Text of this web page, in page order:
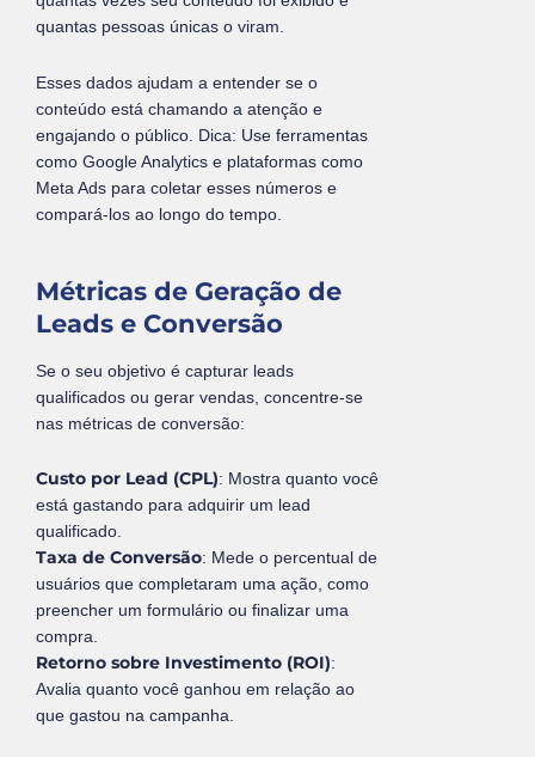
quantas pessoas únicas o viram.
Esses dados ajudam a entender se o
conteúdo está chamando a atenção e
engajando o público. Dica: Use ferramentas
como Google Analytics e plataformas como
Meta Ads para coletar esses números e
compará-los ao longo do tempo.
Métricas de Geração de
Leads e Conversão
Se o seu objetivo é capturar leads
qualificados ou gerar vendas, concentre-se
nas métricas de conversão:
Custo por Lead (CPL): Mostra quanto você
está gastando para adquirir um lead
qualificado.
Taxa de Conversão: Mede o percentual de
usuários que completaram uma ação, como
preencher um formulário ou finalizar uma
compra.
Retorno sobre Investimento (ROI):
Avalia quanto você ganhou em relação ao
que gastou na campanha.